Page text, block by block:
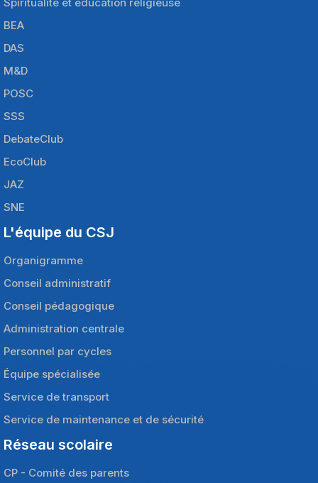
BEA
DAS
M&D
POSC
SSS
DebateClub
EcoClub
JAZ
SNE
L'équipe du CSJ
Organigramme
Conseil administratif
Conseil pédagogique
Administration centrale
Personnel par cycles
Équipe spécialisée
Service de transport
Service de maintenance et de sécurité
Réseau scolaire
CP - Comité des parents